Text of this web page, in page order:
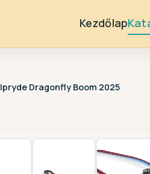
Kezdőlap
Dragonfly Boom 2025